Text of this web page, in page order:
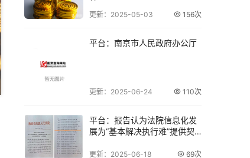
更新：2025-05-03 156次
平台：南京市人民政府办公厅
更新：2025-06-24 110次
平台：报告认为法院信息化发
展为“基本解决执行难”提供契
更新：2025-06-18 69次